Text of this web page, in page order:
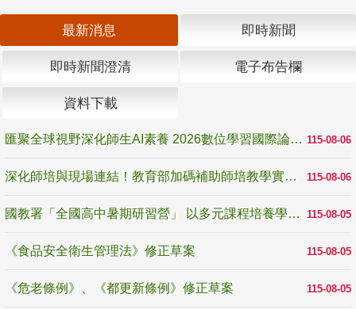
最新消息 即時新聞
即時新聞澄清 電子布告欄
資料下載
115-08-06
匯聚全球視野深化師生AI素養 2026數位學習國際論壇高雄登場
115-08-06
深化師培與現場連結！教育部加碼補助師培教學實踐研究 10月師培國際研討會交流教學實踐經驗
115-08-05
國教署「全國高中暑期研習營」 以多元課程培養學生瞭解誠信專業與倫理價值
115-08-05
《食品安全衛生管理法》修正草案
115-08-05
《危老條例》、《都更新條例》修正草案